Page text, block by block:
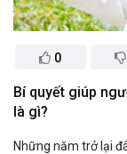
0
Bí quyết giúp
là gì?
Những năm trở lại